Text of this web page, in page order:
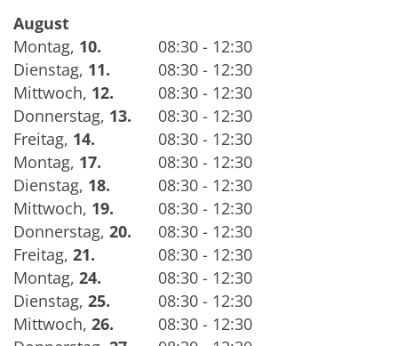
August
Montag, 10.
08:30 - 12:30
Dienstag, 11.
08:30 - 12:30
Mittwoch, 12.
08:30 - 12:30
Donnerstag, 13.
08:30 - 12:30
Freitag, 14.
08:30 - 12:30
Montag, 17.
08:30 - 12:30
Dienstag, 18.
08:30 - 12:30
Mittwoch, 19.
08:30 - 12:30
Donnerstag, 20.
08:30 - 12:30
Freitag, 21.
08:30 - 12:30
Montag, 24.
08:30 - 12:30
Dienstag, 25.
08:30 - 12:30
Mittwoch, 26.
08:30 - 12:30